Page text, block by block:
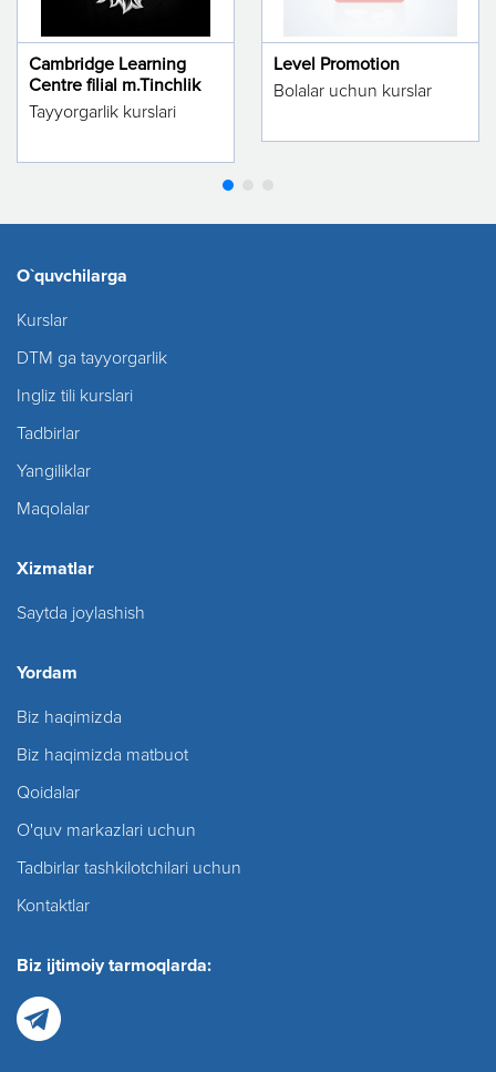
Cambridge Learning
Centre filial m.Tinchlik
Tayyorgarlik kurslari
Level Promotion
Bolalar uchun kurslar
O`quvchilarga
Kurslar
DTM ga tayyorgarlik
Ingliz tili kurslari
Tadbirlar
Yangiliklar
Maqolalar
Xizmatlar
Saytda joylashish
Yordam
Biz haqimizda
Biz haqimizda matbuot
Qoidalar
O'quv markazlari uchun
Tadbirlar tashkilotchilari uchun
Kontaktlar
Biz ijtimoiy tarmoqlarda: